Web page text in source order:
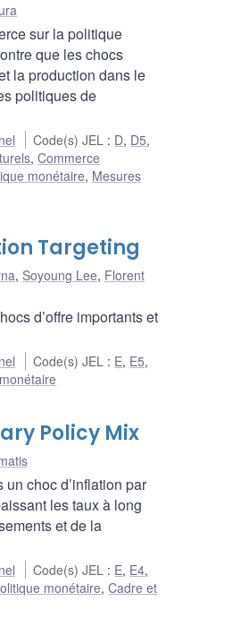
sur la politique
que les chocs
la production dans le
politiques de
Code(s) JEL : D, D5,
,Commerce
monétaire, Mesures
Targeting
, Soyoung Lee, Florent
d’offre importants et
Code(s) JEL : E, E5,
Policy Mix
choc d’inflation par
les taux à long
et de la
Code(s) JEL : E, E4,
monétaire,Cadre et